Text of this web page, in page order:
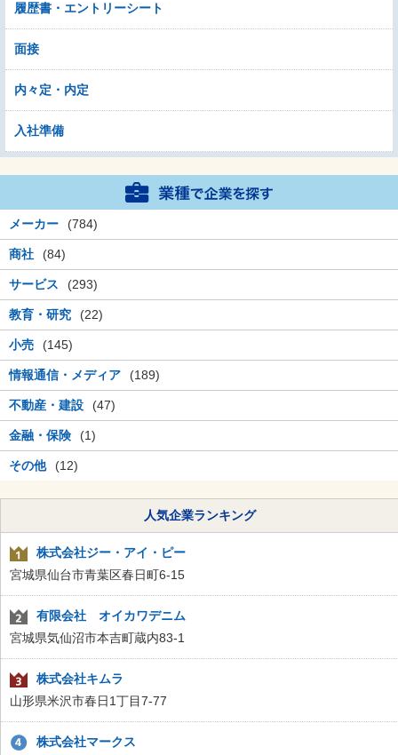
履歴書・エントリーシート
面接
内々定・内定
入社準備
メーカー (784)
商社 (84)
サービス (293)
教育・研究 (22)
小売 (145)
情報通信・メディア (189)
不動産・建設 (47)
金融・保険 (1)
その他 (12)
人気企業ランキング
株式会社ジー・アイ・ピー
宮城県仙台市青葉区春日町6-15
有限会社 オイカワデニム
宮城県気仙沼市本吉町蔵内83-1
株式会社キムラ
山形県米沢市春日1丁目7-77
株式会社マークス